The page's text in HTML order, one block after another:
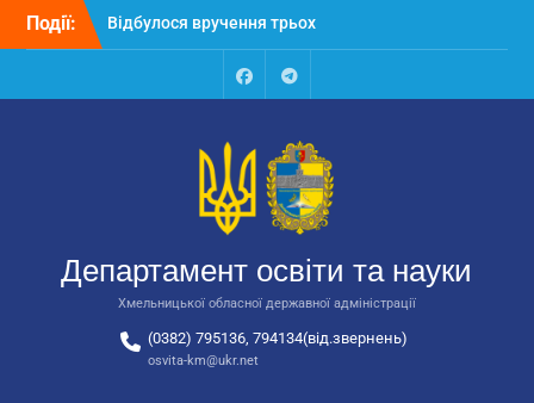
Перейти
Події:
Відбулося вручення трьох
автобусів для потреб
Відбулося засідання
освіти та науки обласної
державної адміністрації
Відбулась обласна
національно-патріотичне
виховання
FacebookTalegram
Департамент освіти та науки
Хмельницької обласної державної адміністрації
(0382) 795136, 794134(від.звернень)
osvita-km@ukr.net